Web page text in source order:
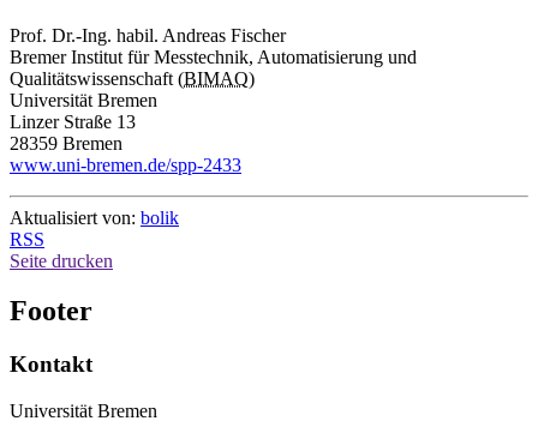
Prof. Dr.-Ing. habil. Andreas Fischer
Bremer Institut für Messtechnik, Automatisierung und
Qualitätswissenschaft (BIMAQ)
Universität Bremen
Linzer Straße 13
28359 Bremen
www.uni-bremen.de/spp-2433
Aktualisiert von: bolik
RSS
Seite drucken
Footer
Kontakt
Universität Bremen